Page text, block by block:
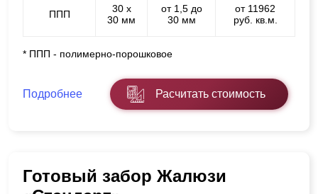
ППП
30 х
30 мм
от 1,5 до
30 мм
от 11962
руб. кв.м.
* ППП - полимерно-порошковое
Подробнее Расчитать стоимость
Готовый забор Жалюзи